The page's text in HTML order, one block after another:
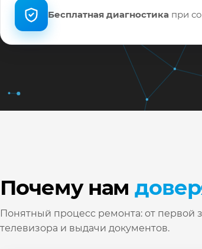
Бесплатная диагностика при
Почему нам
Понятный процесс ремонта: от первой
телевизора и выдачи документов.